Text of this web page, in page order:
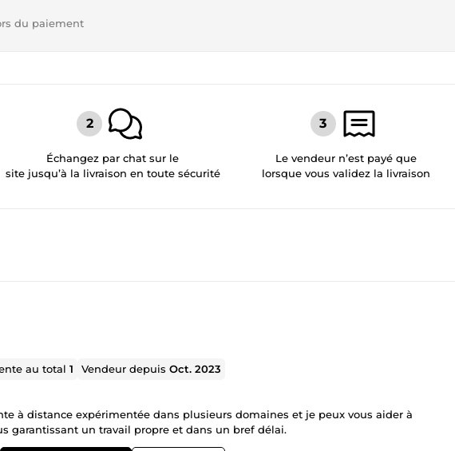
du paiement
Échangez par chat sur le
site jusqu’à la livraison en toute sécurité
Le vendeur n’est payé que
lorsque vous validez la livraison
au total1 Vendeur depuisOct. 2023
à distance expérimentée dans plusieurs domaines et je peux vous aider à
garantissant un travail propre et dans un bref délai.